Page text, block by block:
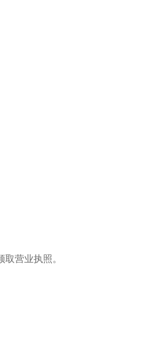
营业执照。